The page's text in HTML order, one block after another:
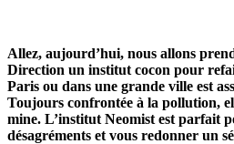
Allez, aujourd’hui, nous allons
Direction un institut cocon pour
Paris ou dans une grande ville est
Toujours confrontée à la pollution,
mine. L’institut Neomist est parfait
désagréments et vous redonner un